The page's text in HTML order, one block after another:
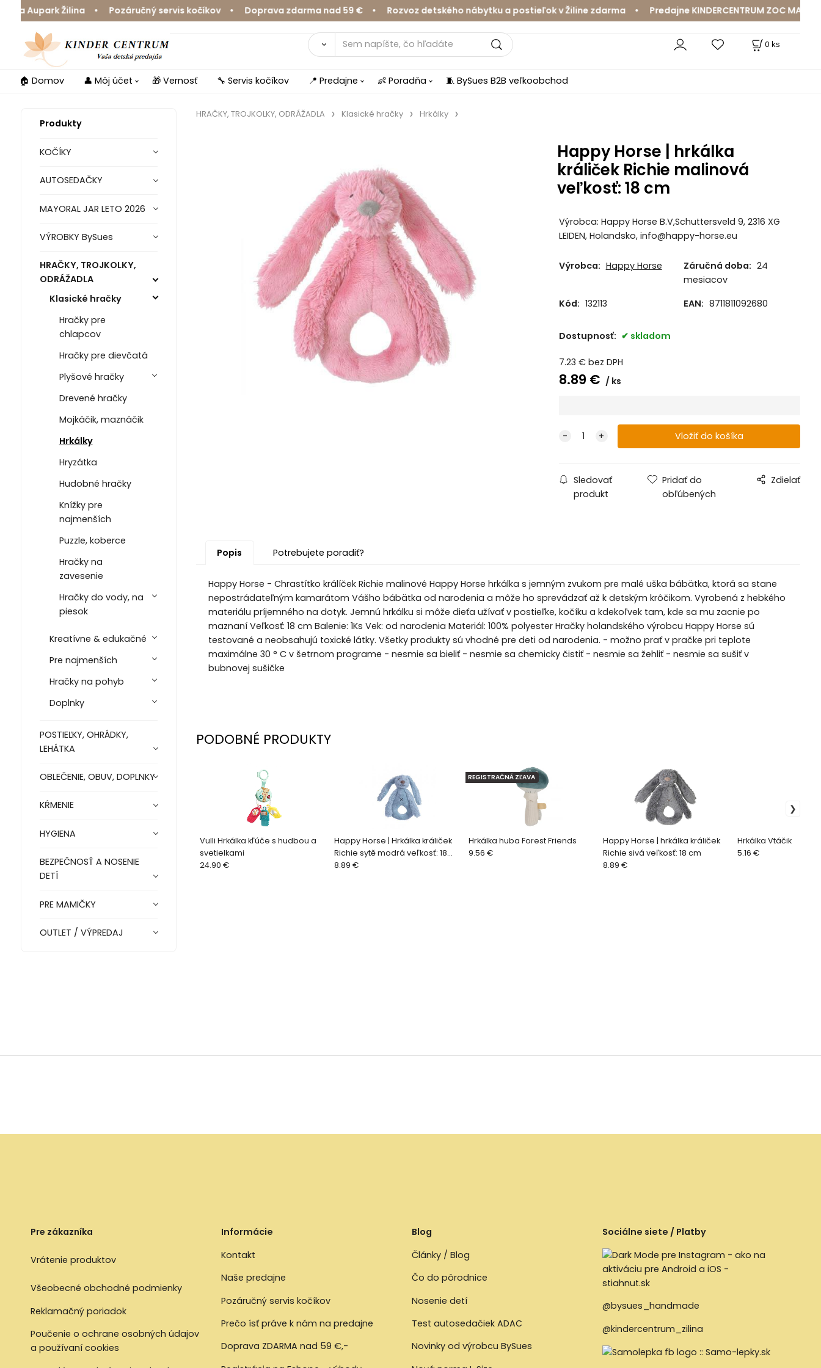
Aupark Žilina • Pozáručný servis kočíkov • Doprava zdarma nad 59 € • Rozvoz detského nábytku a postieľok v Žiline zdarma • Predajne KINDERCENTRUM ZOC MAX a
0 ks
🏠 Domov 👤 Môj účet 🎁 Vernosť 🔧 Servis kočíkov 📍 Predajne 👶 Poradňa 🧵 BySues B2B veľkoobchod
Produkty
KOČÍKY
AUTOSEDAČKY
MAYORAL JAR LETO 2026
VÝROBKY BySues
HRAČKY, TROJKOLKY,
ODRÁŽADLA
Klasické hračky
Hračky pre
chlapcov
Hračky pre dievčatá
Plyšové hračky
Drevené hračky
Mojkáčik, maznáčik
Hrkálky
Hryzátka
Hudobné hračky
Knížky pre
najmenších
Puzzle, koberce
Hračky na
zavesenie
Hračky do vody, na
piesok
Kreatívne & edukačné
Pre najmenších
Hračky na pohyb
Doplnky
POSTIEĽKY, OHRÁDKY,
LEHÁTKA
OBLEČENIE, OBUV, DOPLNKY
KŔMENIE
HYGIENA
BEZPEČNOSŤ A NOSENIE
DETÍ
PRE MAMIČKY
OUTLET / VÝPREDAJ
HRAČKY, TROJKOLKY, ODRÁŽADLA Klasické hračky Hrkálky
Happy Horse | hrkálka
králiček Richie malinová
veľkosť: 18 cm
Výrobca: Happy Horse B.V,Schuttersveld 9, 2316 XG
LEIDEN, Holandsko, info@happy-horse.eu
Výrobca: Happy Horse Záručná doba: 24
mesiacov
Kód: 132113 EAN: 8711811092680
Dostupnosť: skladom
7.23 € bez DPH
8.89 € ks
Sledovať
produkt
Pridať do
obľúbených
Zdielať
Popis Potrebujete poradiť?
Happy Horse - Chrastítko králíček Richie malinové Happy Horse hrkálka s jemným zvukom pre malé uška bábätka, ktorá sa stane
nepostrádateľným kamarátom Vášho bábätka od narodenia a môže ho sprevádzať až k detským krôčikom. Vyrobená z hebkého
materiálu príjemného na dotyk. Jemnú hrkálku si môže dieťa užívať v postieľke, kočíku a kdekoľvek tam, kde sa mu zacnie po
maznaní Veľkosť: 18 cm Balenie: 1Ks Vek: od narodenia Materiál: 100% polyester Hračky holandského výrobcu Happy Horse sú
testované a neobsahujú toxické látky. Všetky produkty sú vhodné pre deti od narodenia. - možno prať v pračke pri teplote
maximálne 30 ° C v šetrnom programe - nesmie sa bieliť - nesmie sa chemicky čistiť - nesmie sa žehliť - nesmie sa sušiť v
bubnovej sušičke
PODOBNÉ PRODUKTY
Vulli Hrkálka kľúče s hudbou a
svetielkami
24.90 €
Happy Horse | Hrkálka králiček
Richie sytě modrá veľkosť: 18
cm
8.89 €
Hrkálka huba Forest Friends
REGISTRAČNÁ ZĽAVA
9.56 €
Happy Horse | hrkálka králiček
Richie sivá veľkosť: 18 cm
8.89 €
Hrkálka Vtáčik
5.16 €
Pre zákazníka
Vrátenie produktov
Všeobecné obchodné podmienky
Reklamačný poriadok
Poučenie o ochrane osobných údajov
a používaní cookies
Informácie
Kontakt
Naše predajne
Pozáručný servis kočíkov
Prečo ísť práve k nám na predajne
Doprava ZDARMA nad 59 €,-
Blog
Články / Blog
Čo do pôrodnice
Nosenie detí
Test autosedačiek ADAC
Novinky od výrobcu BySues
Sociálne siete / Platby
@bysues_handmade
@kindercentrum_zilina